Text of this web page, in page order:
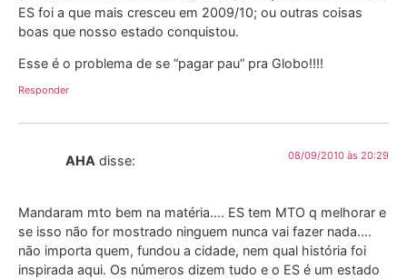
ES foi a que mais cresceu em 2009/10; ou outras coisas
boas que nosso estado conquistou.
Esse é o problema de se “pagar pau” pra Globo!!!!
Responder
AHA disse: 08/09/2010 às 20:29
Mandaram mto bem na matéria…. ES tem MTO q melhorar e
se isso não for mostrado ninguem nunca vai fazer nada….
não importa quem, fundou a cidade, nem qual história foi
inspirada aqui. Os números dizem tudo e o ES é um estado